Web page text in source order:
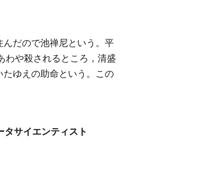
だので池禅尼という。平
わや殺されるところ，清盛
ゆえの助命という。この
タサイエンティスト